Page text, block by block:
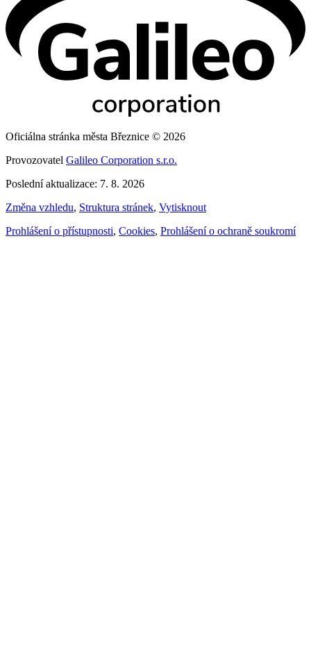
Oficiálna stránka města Březnice © 2026
Provozovatel Galileo Corporation s.r.o.
Poslední aktualizace: 7. 8. 2026
Změna vzhledu, Struktura stránek, Vytisknout
Prohlášení o přístupnosti, Cookies, Prohlášení o ochraně soukromí